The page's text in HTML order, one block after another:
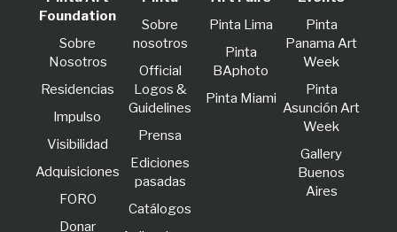
Foundation
Sobre
Nosotros
Residencias
lmpulso
Visibilidad
Adquisiciones
FORO
Donar
Sobre
nosotros
Official
Logos &
Guidelines
Prensa
Ediciones
pasadas
Catálogos
Pinta Lima
Pinta
BAphoto
Pinta Miami
Pinta
Panama Art
Week
Pinta
Asunción Art
Week
Gallery
Buenos
Aires